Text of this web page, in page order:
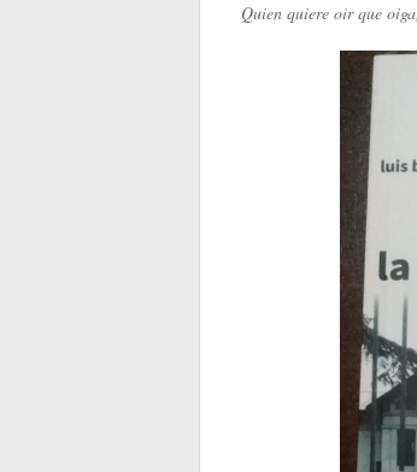
Quien quiere oir que